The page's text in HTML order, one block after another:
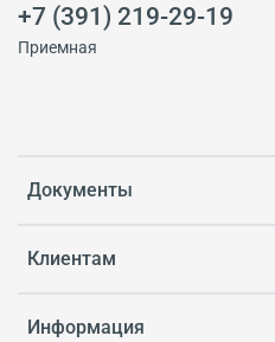
Документы
Клиентам
Информация
+7 (391) 219-29-19
Приемная